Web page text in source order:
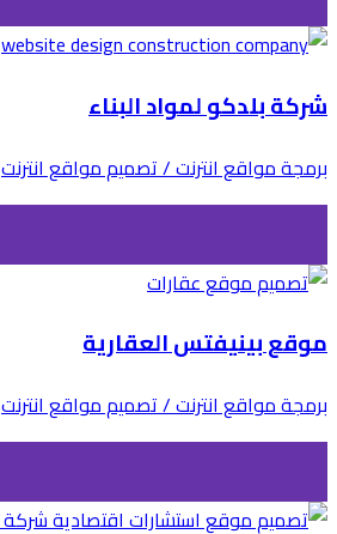
شركة بلدكو لمواد البناء
برمجة مواقع انترنت / تصميم مواقع انترنت
موقع بينيفتس العقارية
برمجة مواقع انترنت / تصميم مواقع انترنت